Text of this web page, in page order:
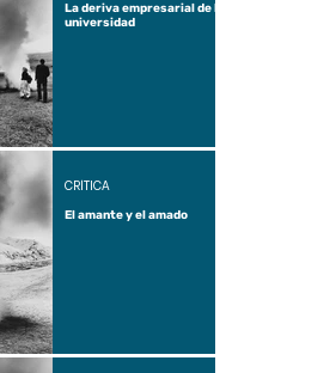
La deriva empresarial de la
universidad
El amante y el amado
CRÍTICA